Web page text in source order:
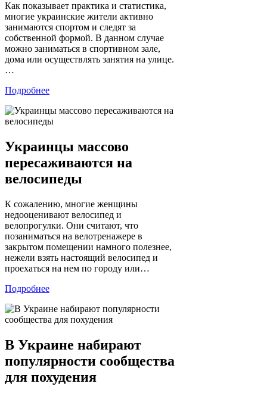
Как показывает практика и статистика,
многие украинские жители активно
занимаются спортом и следят за
собственной формой. В данном случае
можно заниматься в спортивном зале,
дома или осуществлять занятия на улице.
…
Подробнее
Украинцы массово
пересаживаются на
велосипеды
К сожалению, многие женщины
недооценивают велосипед и
велопрогулки. Они считают, что
позаниматься на велотренажере в
закрытом помещении намного полезнее,
нежели взять настоящий велосипед и
проехаться на нем по городу или…
Подробнее
В Украине набирают
популярности сообщества
для похудения